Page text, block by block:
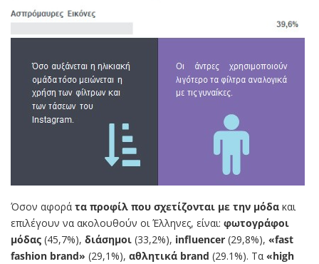
Όσον αφορά τα προφίλ που σχετίζονται με την μόδα και
επιλέγουν να ακολουθούν οι Έλληνες, είναι: φωτογράφοι
μόδας (45,7%), διάσημοι (33,2%), influencer (29,8%), «fast
fashion brand» (29,1%), αθλητικά brand (29.1%). Τα «high